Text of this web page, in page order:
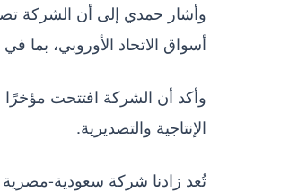
وأشار حمدي إلى أن الشركة
أسواق الاتحاد الأوروبي، بما
وأكد أن الشركة افتتحت مؤخرًا
الإنتاجية والتصديرية.
تُعد زادنا شركة سعودية-